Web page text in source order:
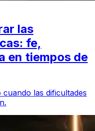
las
fe,
en tiempos de
las dificultades